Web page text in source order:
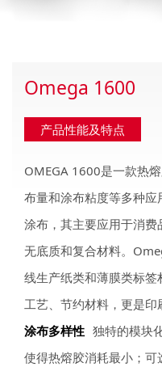
Omega 1600
产品性能及特点
OMEGA 1600是一款热
布量和涂布粘度等多种
涂布，其主要应用于消
无底质和复合材料。
线生产纸类和薄膜类标
工艺、节约材料，更是印
涂布多样性 独特的模块
使得热熔胶消耗最小；